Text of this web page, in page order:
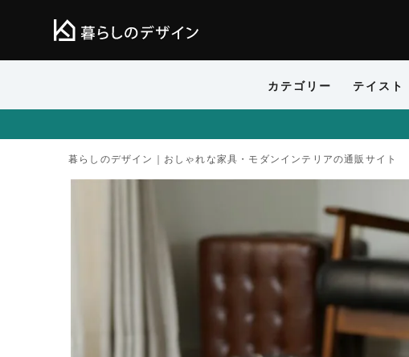
カテゴリー テイスト
暮らしのデザイン｜おしゃれな家具・モダンインテリアの通販サイト